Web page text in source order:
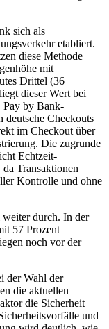
sich als
etabliert.
diese Methode
mit
Drittel (36
dieser Wert bei
Pay by Bank-
deutsche Checkouts
im Checkout über
Die zugrunde
Echtzeit-
Transaktionen
Kontrolle und ohne
weiter durch. In der
57 Prozent
noch vor der
der Wahl der
die aktuellen
die Sicherheit
und